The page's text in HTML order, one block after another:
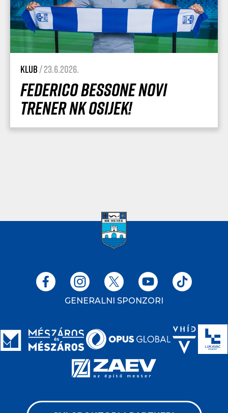
Klub/ 23.6.2026.
Federico Bessone novi
trener NK Osijek!
GENERALNI SPONZORI